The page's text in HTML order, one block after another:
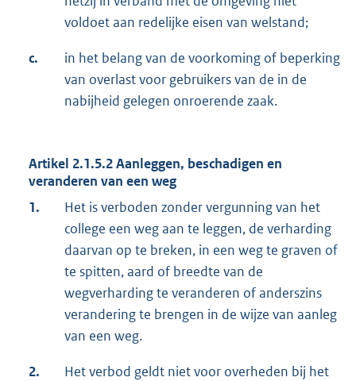
voldoet aan redelijke eisen van welstand;
c.
in het belang van de voorkoming of beperking
van overlast voor gebruikers van de in de
nabijheid gelegen onroerende zaak.
Artikel 2.1.5.2 Aanleggen, beschadigen en
veranderen van een weg
1.
Het is verboden zonder vergunning van het
college een weg aan te leggen, de verharding
daarvan op te breken, in een weg te graven of
te spitten, aard of breedte van de
wegverharding te veranderen of anderszins
verandering te brengen in de wijze van aanleg
van een weg.
2.
Het verbod geldt niet voor overheden bij het